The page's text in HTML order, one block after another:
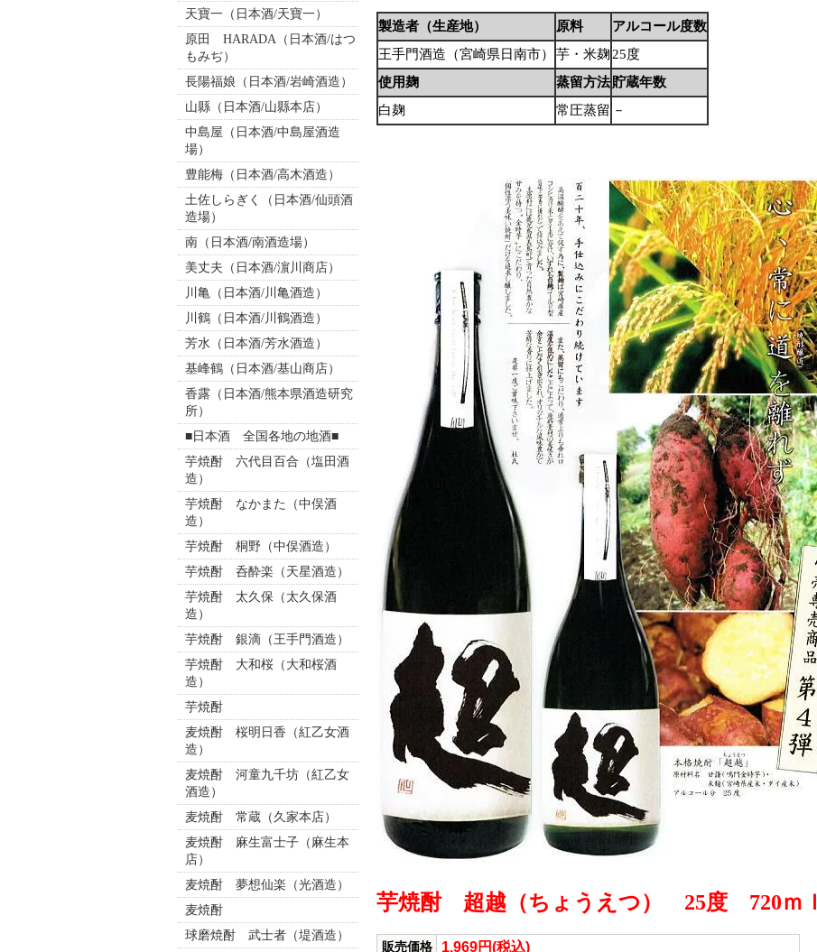
天寶一（日本酒/天寶一）
原田 HARADA（日本酒/はつ
もみぢ）
長陽福娘（日本酒/岩崎酒造）
山縣（日本酒/山縣本店）
中島屋（日本酒/中島屋酒造
場）
豊能梅（日本酒/高木酒造）
土佐しらぎく（日本酒/仙頭酒
造場）
南（日本酒/南酒造場）
美丈夫（日本酒/濵川商店）
川亀（日本酒/川亀酒造）
川鶴（日本酒/川鶴酒造）
芳水（日本酒/芳水酒造）
基峰鶴（日本酒/基山商店）
香露（日本酒/熊本県酒造研究
所）
■日本酒 全国各地の地酒■
芋焼酎 六代目百合（塩田酒
造）
芋焼酎 なかまた（中俣酒
造）
芋焼酎 桐野（中俣酒造）
芋焼酎 呑酔楽（天星酒造）
芋焼酎 太久保（太久保酒
造）
芋焼酎 銀滴（王手門酒造）
芋焼酎 大和桜（大和桜酒
造）
芋焼酎
麦焼酎 桜明日香（紅乙女酒
造）
麦焼酎 河童九千坊（紅乙女
酒造）
麦焼酎 常蔵（久家本店）
麦焼酎 麻生富士子（麻生本
店）
麦焼酎 夢想仙楽（光酒造）
麦焼酎
球磨焼酎 武士者（堤酒造）
製造者（生産地） 原料
アルコール度数
王手門酒造（宮崎県日南市）
芋・米麹 25度
使用麹
蒸留方法貯蔵年数
白麹
常圧蒸留 －
芋焼酎 超越（ちょうえつ） 25度 720ｍｌ
販売価格 1,969円(税込)